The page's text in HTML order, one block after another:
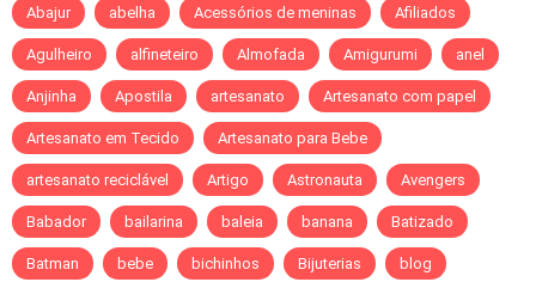
Abajur abelha Acessórios de meninas Afiliados
Agulheiro alfineteiro Almofada Amigurumi anel
Anjinha Apostila artesanato Artesanato com papel
Artesanato em Tecido Artesanato para Bebe
artesanato reciclável Artigo Astronauta Avengers
Babador bailarina baleia banana Batizado
Batman bebe bichinhos Bijuterias blog